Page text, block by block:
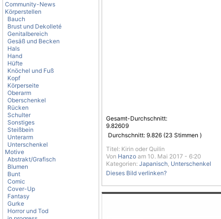
Community-News
Körperstellen
Bauch
Brust und Dekolleté
Genitalbereich
Gesäß und Becken
Hals
Hand
Hüfte
Knöchel und Fuß
Kopf
Körperseite
Oberarm
Oberschenkel
Rücken
Schulter
Sonstiges
Steißbein
Unterarm
Unterschenkel
Motive
Abstrakt/Grafisch
Blumen
Bunt
Comic
Cover-Up
Fantasy
Gurke
Horror und Tod
Gesamt-Durchschnitt:
9.82609
Durchschnitt: 9.826 (23 Stimmen )
Titel: Kirin oder Quilin
Von Hanzo am 10. Mai 2017 - 6:20
Kategorien: Japanisch, Unterschenkel
Dieses Bild verlinken?